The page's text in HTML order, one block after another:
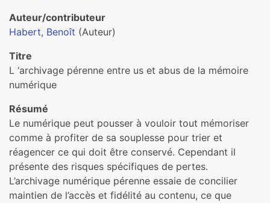
Auteur/contributeur
Habert, Benoît (Auteur)
Titre
L ‘archivage pérenne entre us et abus de la mémoire
numérique
Résumé
Le numérique peut pousser à vouloir tout mémoriser
comme à profiter de sa souplesse pour trier et
réagencer ce qui doit être conservé. Cependant il
présente des risques spécifiques de pertes.
L’archivage numérique pérenne essaie de concilier
maintien de l’accès et fidélité au contenu, ce que